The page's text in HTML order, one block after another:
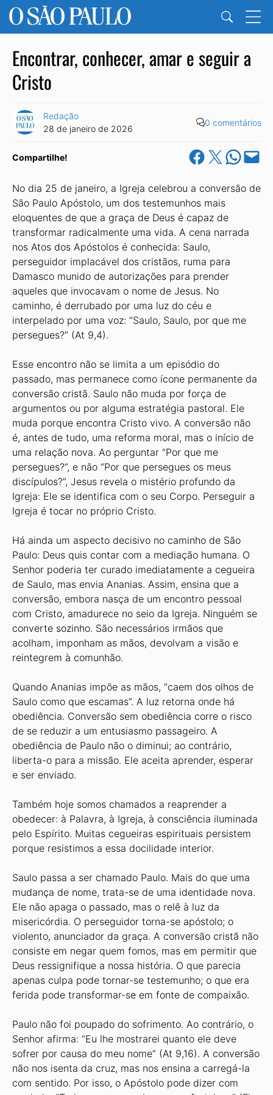
Encontrar, conhecer, amar e seguir a
Cristo
Redação
28 de janeiro de 2026
0 comentários
Compartilhe! Share on Facebook
Share on X Share on
Email this
No dia 25 de janeiro, a Igreja celebrou a conversão de
São Paulo Apóstolo, um dos testemunhos mais
eloquentes de que a graça de Deus é capaz de
transformar radicalmente uma vida. A cena narrada
nos Atos dos Apóstolos é conhecida: Saulo,
perseguidor implacável dos cristãos, ruma para
Damasco munido de autorizações para prender
aqueles que invocavam o nome de Jesus. No
caminho, é derrubado por uma luz do céu e
interpelado por uma voz: “Saulo, Saulo, por que me
persegues?” (At 9,4).
Esse encontro não se limita a um episódio do
passado, mas permanece como ícone permanente da
conversão cristã. Saulo não muda por força de
argumentos ou por alguma estratégia pastoral. Ele
muda porque encontra Cristo vivo. A conversão não
é, antes de tudo, uma reforma moral, mas o início de
uma relação nova. Ao perguntar “Por que me
persegues?”, e não “Por que persegues os meus
discípulos?”, Jesus revela o mistério profundo da
Igreja: Ele se identifica com o seu Corpo. Perseguir a
Igreja é tocar no próprio Cristo.
Há ainda um aspecto decisivo no caminho de São
Paulo: Deus quis contar com a mediação humana. O
Senhor poderia ter curado imediatamente a cegueira
de Saulo, mas envia Ananias. Assim, ensina que a
conversão, embora nasça de um encontro pessoal
com Cristo, amadurece no seio da Igreja. Ninguém se
converte sozinho. São necessários irmãos que
acolham, imponham as mãos, devolvam a visão e
reintegrem à comunhão.
Quando Ananias impõe as mãos, “caem dos olhos de
Saulo como que escamas”. A luz retorna onde há
obediência. Conversão sem obediência corre o risco
de se reduzir a um entusiasmo passageiro. A
obediência de Paulo não o diminui; ao contrário,
liberta-o para a missão. Ele aceita aprender, esperar
e ser enviado.
Também hoje somos chamados a reaprender a
obedecer: à Palavra, à Igreja, à consciência iluminada
pelo Espírito. Muitas cegueiras espirituais persistem
porque resistimos a essa docilidade interior.
Saulo passa a ser chamado Paulo. Mais do que uma
mudança de nome, trata-se de uma identidade nova.
Ele não apaga o passado, mas o relê à luz da
misericórdia. O perseguidor torna-se apóstolo; o
violento, anunciador da graça. A conversão cristã não
consiste em negar quem fomos, mas em permitir que
Deus ressignifique a nossa história. O que parecia
apenas culpa pode tornar-se testemunho; o que era
ferida pode transformar-se em fonte de compaixão.
Paulo não foi poupado do sofrimento. Ao contrário, o
Senhor afirma: “Eu lhe mostrarei quanto ele deve
sofrer por causa do meu nome” (At 9,16). A conversão
não nos isenta da cruz, mas nos ensina a carregá-la
com sentido. Por isso, o Apóstolo pode dizer com